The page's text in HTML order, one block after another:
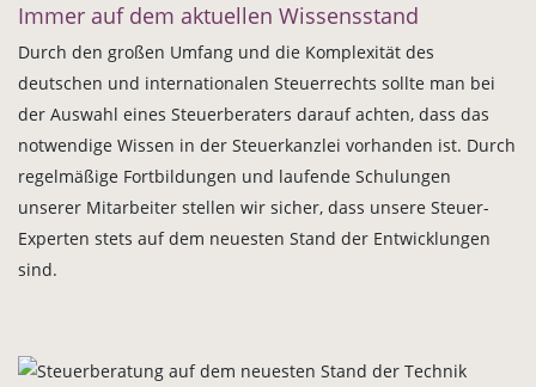
Immer auf dem aktuellen Wissensstand
Durch den großen Umfang und die Komplexität des
deutschen und internationalen Steuerrechts sollte man bei
der Auswahl eines Steuerberaters darauf achten, dass das
notwendige Wissen in der Steuerkanzlei vorhanden ist. Durch
regelmäßige Fortbildungen und laufende Schulungen
unserer Mitarbeiter stellen wir sicher, dass unsere Steuer-
Experten stets auf dem neuesten Stand der Entwicklungen
sind.